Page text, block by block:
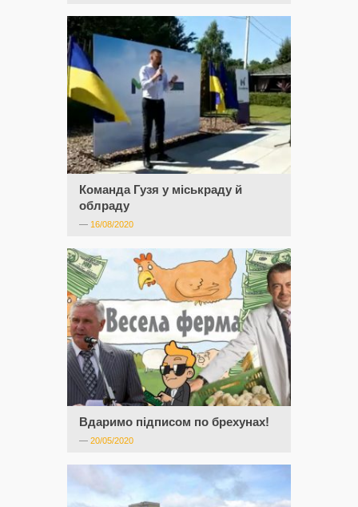
Команда Гузя у міськраду й
облраду
— 16/08/2020
Вдаримо підписом по брехунах!
— 20/05/2020